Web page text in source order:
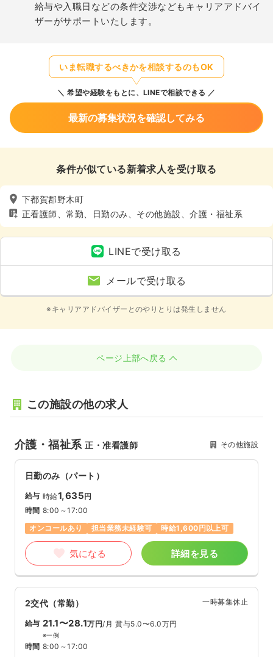
給与や入職日などの条件交渉などもキャリアアドバイ
ザーがサポートいたします。
いま転職するべきかを相談するのもOK
希望や経験をもとに、LINEで相談できる
最新の募集状況を確認してみる
条件が似ている新着求人を受け取る
下都賀郡野木町
正看護師、常勤、日勤のみ、その他施設、介護・福祉系
LINEで受け取る
メールで受け取る
※キャリアアドバイザーとのやりとりは発生しません
ページ上部へ戻る
この施設の他の求人
介護・福祉系正・准看護師 その他施設
日勤のみ（パート）
給与 時給1,635円
時間 8:00～17:00
オンコールあり
担当業務未経験可 時給1,600円以上可
気になる 詳細を見る
2交代（常勤） 一時募集休止
給与 21.1〜28.1万円/月 賞与5.0〜6.0万円
※一例
時間 8:00～17:00